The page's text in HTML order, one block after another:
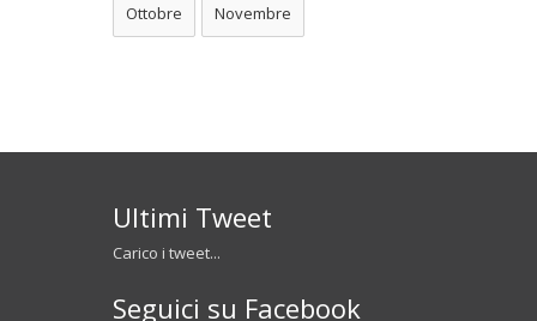
Ottobre Novembre
Ultimi Tweet
Carico i tweet...
Seguici su Facebook